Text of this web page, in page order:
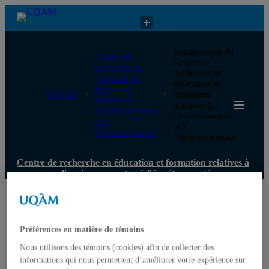
Centre de recherche en éducation et formation relatives à
l'environnement et à l'écocitoyenneté
UQAM
Centre de
recherche en
éducation et
formation
relatives à
l'environnement
et à
l'écocitoyenneté
Inauguration du
Centre de
recherche en
éducation et
formation
relatives à
l’environnement
et à
l’écocitoyenneté
Centre de recherche en éducation et formation relatives à
l'environnement et à l'écocitoyenneté
Accueil
Mission
Comité de direction
Membres
Préférences en matière de témoins
Nous utilisons des témoins (cookies) afin de collecter des
informations qui nous permettent d’améliorer votre expérience sur